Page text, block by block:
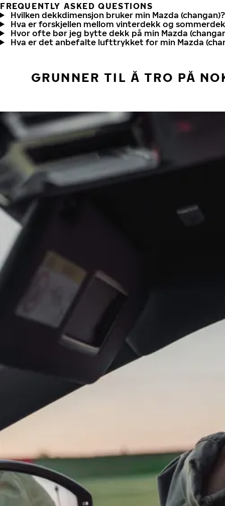
FREQUENTLY ASKED QUESTIONS
Hvilken dekkdimensjon bruker min Mazda (changan)?
Hva er forskjellen mellom vinterdekk og
Hvor ofte bør jeg bytte dekk på min Mazda
Hva er det anbefalte lufttrykket for min Mazda
GRUNNER TIL Å TRO PÅ